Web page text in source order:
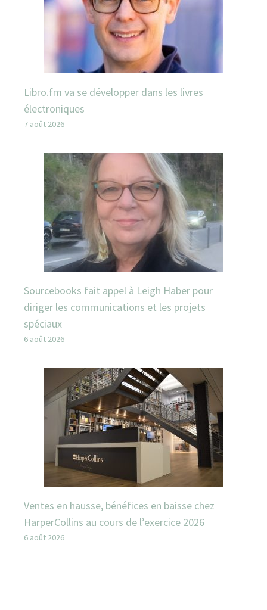
Libro.fm va se développer dans les livres
électroniques
7 août 2026
Sourcebooks fait appel à Leigh Haber pour
diriger les communications et les projets
spéciaux
6 août 2026
Ventes en hausse, bénéfices en baisse chez
HarperCollins au cours de l’exercice 2026
6 août 2026